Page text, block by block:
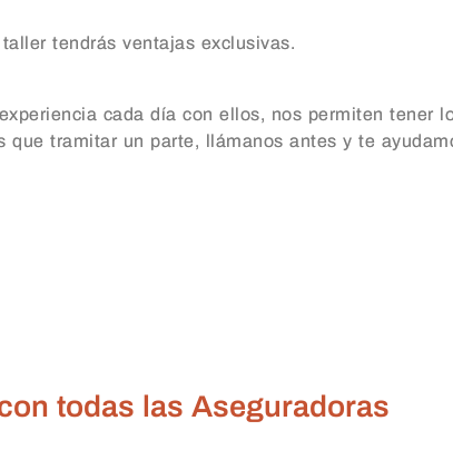
tendrás ventajas exclusivas.
cada día con ellos, nos permiten tener
tramitar un parte, llámanos antes y te
todas las Aseguradoras